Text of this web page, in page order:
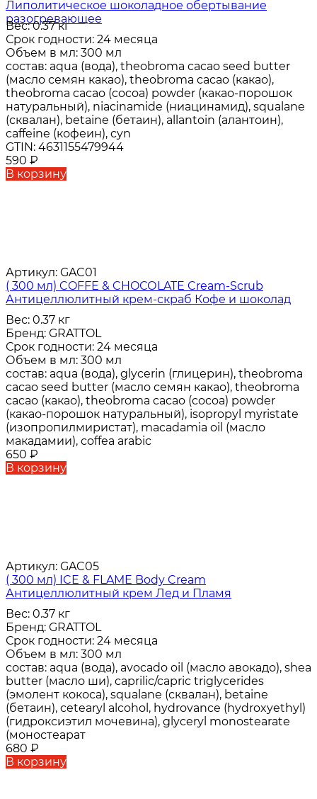
Липолитическое шоколадное обертывание
разогревающее
Вес:0.37 кг
Срок годности: 24 месяца
Объем в мл: 300 мл
состав: aqua (вода), theobroma cacao seed butter
(масло семян какао), theobroma cacao (какао),
theobroma cacao (cocoa) powder (какао-порошок
натуральный), niacinamide (ниацинамид), squalane
(сквалан), betaine (бетаин), allantoin (алантоин),
caffeine (кофеин), cyn
GTIN: 4631155479944
590 ₽
В корзину
Артикул: GAC01
( 300 мл) COFFE & CHOСОLATE Cream-Scrub
Антицеллюлитный крем-скраб Кофе и шоколад
Вес: 0.37 кг
Бренд: GRATTOL
Срок годности: 24 месяца
Объем в мл: 300 мл
состав: aqua (вода), glycerin (глицерин), theobroma
cacao seed butter (масло семян какао), theobroma
cacao (какао), theobroma cacao (cocoa) powder
(какао-порошок натуральный), isopropyl myristate
(изопропилмиристат), macadamia oil (масло
макадамии), coffea arabic
650 ₽
В корзину
Артикул: GAC05
( 300 мл) ICE & FLAME Body Cream
Антицеллюлитный крем Лед и Пламя
Вес: 0.37 кг
Бренд: GRATTOL
Срок годности: 24 месяца
Объем в мл: 300 мл
состав: aqua (вода), avocado oil (масло авокадо), shea
butter (масло ши), caprilic/capric triglycerides
(эмолент кокоса), squalane (сквалан), betaine
(бетаин), cetearyl alcohol, hydrovance (hydroxyethyl)
(гидроксиэтил мочевина), glyceryl monostearate
(моностеарат
680 ₽
В корзину